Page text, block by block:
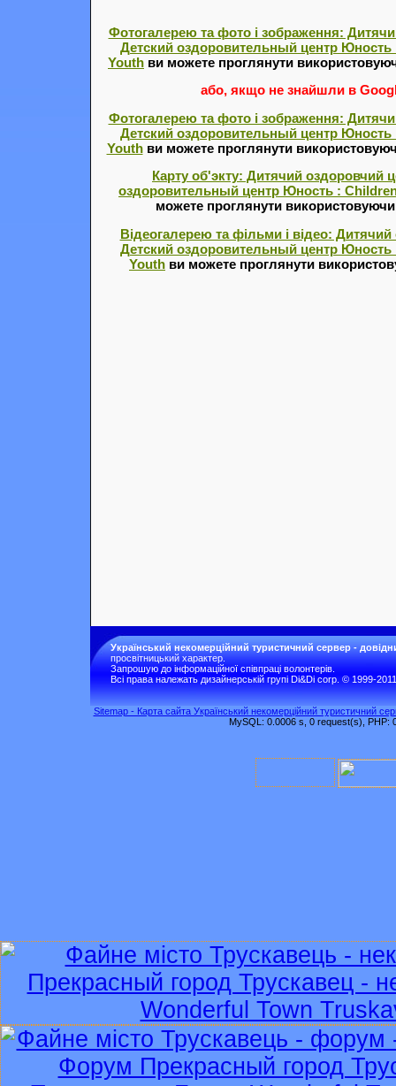
Фотогалерею та фото і зображення:
Детский оздоровительный центр
Youth ви можете проглянути
або, якщо не знайшли в
Фотогалерею та фото і зображення:
Детский оздоровительный центр
Youthви можете проглянути
Карту об'экту: Дитячий оздоровчий
оздоровительный центр Юность :
можете проглянути використовуючи
Відеогалерею та фільми і відео:
Детский оздоровительный центр
Youth ви можете проглянути
Український некомерційний туристичний сервер -
просвітницький характер.
Запрошую до інформаційної співпраці волонтерів.
Всі права належать дизайнерській групі Di&Di corp. © 1999-2011
Sitemap - Карта сайта Український некомерційний туристичний
MySQL: 0.0006 s, 0 request(s), PHP: